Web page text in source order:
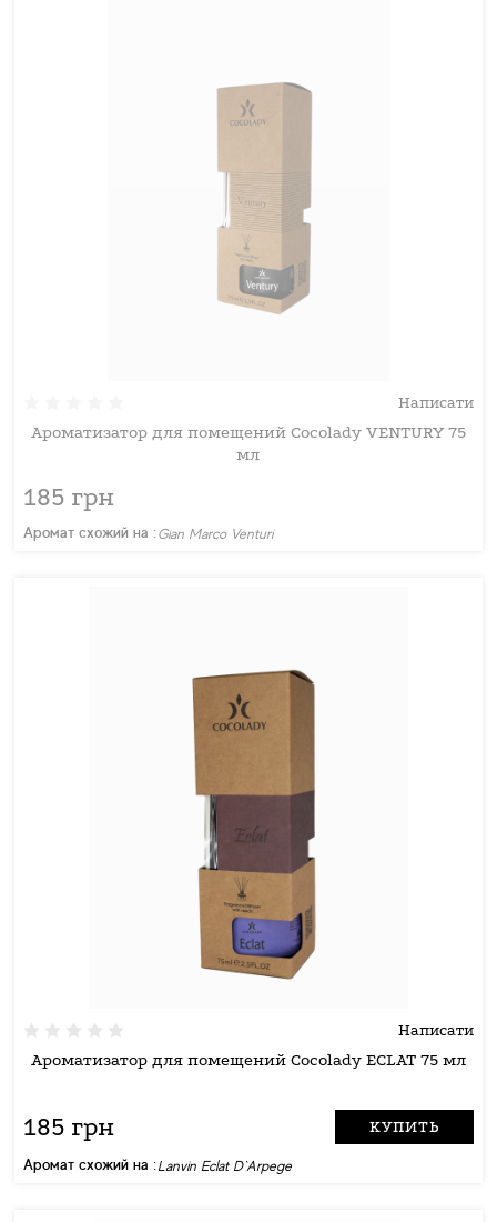
Написати
Ароматизатор для помещений Cocolady VENTURY 75
мл
185 грн
Аромат схожий на : Gian Marco Venturi
Написати
Ароматизатор для помещений Cocolady ECLAT 75 мл
185 грн КУПИТЬ
Аромат схожий на :Lanvin Eclat D`Arpege